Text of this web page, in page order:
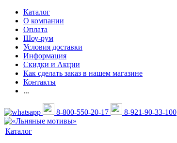
Каталог
О компании
Оплата
Шоу-рум
Условия доставки
Информация
Скидки и Акции
Как сделать заказ в нашем магазине
Контакты
...
8-800-550-20-17 8-921-90-33-100
Каталог